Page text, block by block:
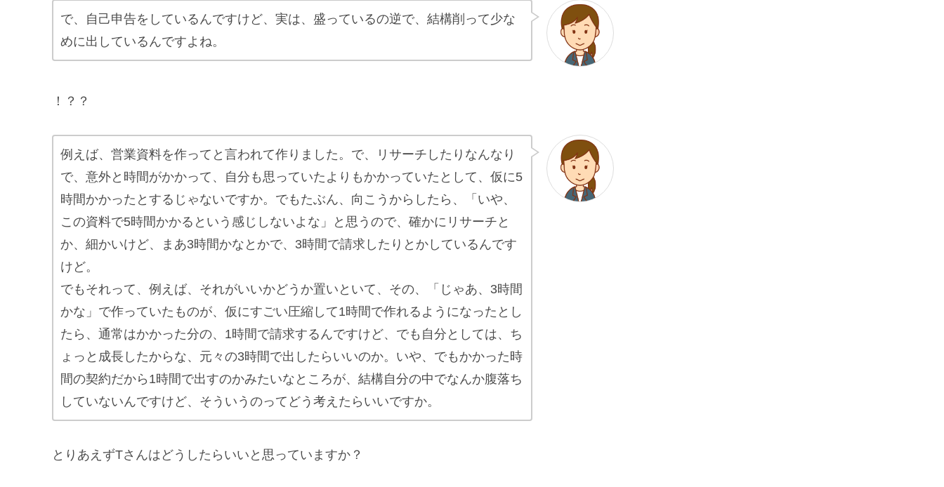
で、自己申告をしているんですけど、実は、盛っているの逆で、結構削って少な
めに出しているんですよね。
！？？
例えば、営業資料を作ってと言われて作りました。で、リサーチしたりなんなり
で、意外と時間がかかって、自分も思っていたよりもかかっていたとして、仮に5
時間かかったとするじゃないですか。でもたぶん、向こうからしたら、「いや、
この資料で5時間かかるという感じしないよな」と思うので、確かにリサーチと
か、細かいけど、まあ3時間かなとかで、3時間で請求したりとかしているんです
けど。
でもそれって、例えば、それがいいかどうか置いといて、その、「じゃあ、3時間
かな」で作っていたものが、仮にすごい圧縮して1時間で作れるようになったとし
たら、通常はかかった分の、1時間で請求するんですけど、でも自分としては、ち
ょっと成長したからな、元々の3時間で出したらいいのか。いや、でもかかった時
間の契約だから1時間で出すのかみたいなところが、結構自分の中でなんか腹落ち
していないんですけど、そういうのってどう考えたらいいですか。
とりあえずTさんはどうしたらいいと思っていますか？